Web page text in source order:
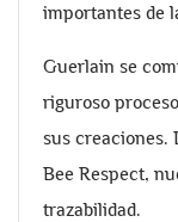
importantes de
Guerlain se
riguroso
sus creaciones.
Bee Respect,
trazabilidad.